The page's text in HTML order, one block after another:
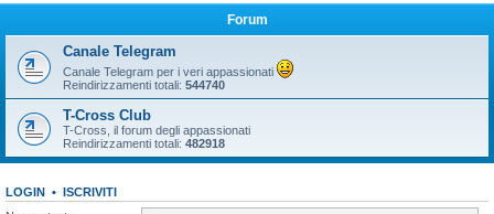
Forum
Canale Telegram
Canale Telegram per i veri appassionati
Reindirizzamenti totali: 544740
T-Cross Club
T-Cross, il forum degli appassionati
Reindirizzamenti totali: 482918
LOGIN • ISCRIVITI